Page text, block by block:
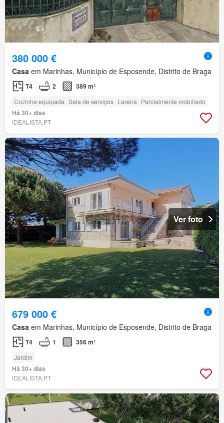
380 000 €
Casa em Marinhas, Município de Esposende, Distrito de Braga
T4 2 389 m²
Cozinha equipada Sala de serviços Lareira Parcialmente mobiliado
Há 30+ dias
IDEALISTA.PT
Ver foto
679 000 €
Casa em Marinhas, Município de Esposende, Distrito de Braga
T4 1 356 m²
Jardim
Há 30+ dias
IDEALISTA.PT